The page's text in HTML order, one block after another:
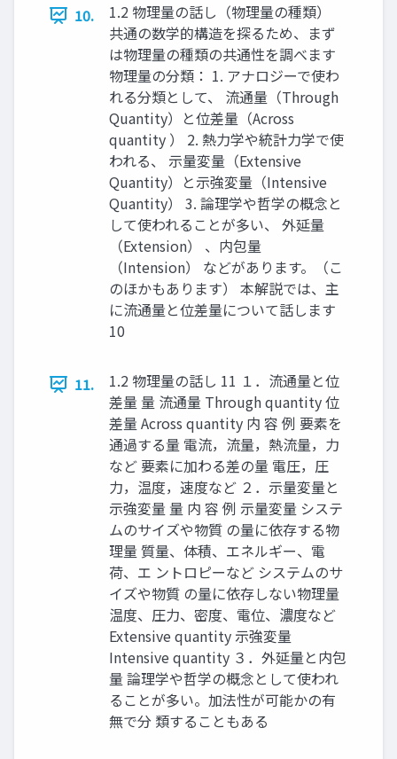
10.
1.2 物理量の話し（物理量の種類）
共通の数学的構造を探るため、まず
は物理量の種類の共通性を調べます
物理量の分類： 1. アナロジーで使わ
れる分類として、 流通量（Through
Quantity）と位差量（Across
quantity ） 2. 熱力学や統計力学で使
われる、 示量変量（Extensive
Quantity）と示強変量（Intensive
Quantity） 3. 論理学や哲学の概念と
して使われることが多い、 外延量
（Extension） 、内包量
（Intension） などがあります。（こ
のほかもあります） 本解説では、主
に流通量と位差量について話します
10
11.
1.2 物理量の話し 11 １．流通量と位
差量 量 流通量 Through quantity 位
差量 Across quantity 内 容 例 要素を
通過する量 電流，流量，熱流量，力
など 要素に加わる差の量 電圧，圧
力，温度，速度など ２．示量変量と
示強変量 量 内 容 例 示量変量 システ
ムのサイズや物質 の量に依存する物
理量 質量、体積、エネルギー、電
荷、エ ントロピーなど システムのサ
イズや物質 の量に依存しない物理量
温度、圧力、密度、電位、濃度など
Extensive quantity 示強変量
Intensive quantity ３．外延量と内包
量 論理学や哲学の概念として使われ
ることが多い。加法性が可能かの有
無で分 類することもある